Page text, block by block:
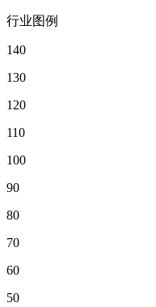
行业图例
140
130
120
110
100
90
80
70
60
50